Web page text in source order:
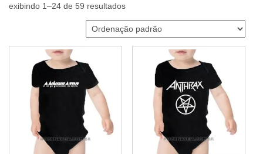
exibindo 1–24 de 59 resultados